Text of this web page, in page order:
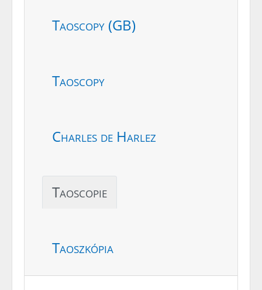
Taoscopy (GB)
Taoscopy
Charles de Harlez
Taoscopie
Taoszkópia